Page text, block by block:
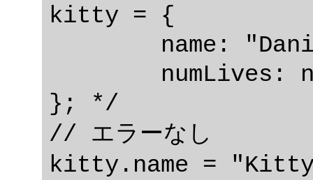
kitty = {
}; */
// エラーなし
kitty.name =